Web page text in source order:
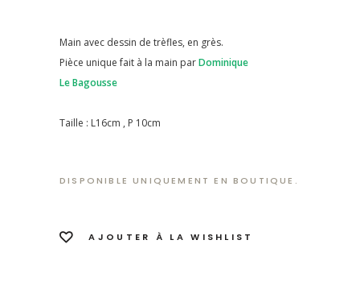
Main avec dessin de trèfles, en grès.
Pièce unique fait à la main parDominique
Le Bagousse
Taille : L16cm , P 10cm
DISPONIBLE UNIQUEMENT EN BOUTIQUE.
AJOUTER À LA WISHLIST